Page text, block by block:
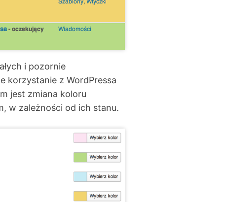
i pozornie
korzystanie z WordPressa
jest zmiana koloru
w zależności od ich stanu.